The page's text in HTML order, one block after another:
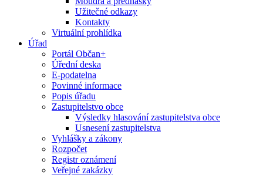
Užitečné odkazy
Kontakty
Virtuální prohlídka
Úřad
Portál Občan+
Úřední deska
E-podatelna
Povinné informace
Popis úřadu
Zastupitelstvo obce
Výsledky hlasování zastupitelstva obce
Usnesení zastupitelstva
Vyhlášky a zákony
Rozpočet
Registr oznámení
Veřejné zakázky